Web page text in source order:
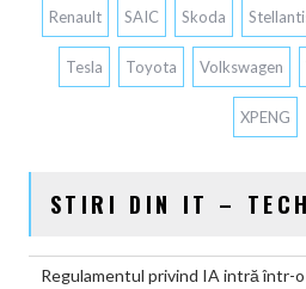
Renault SAIC Skoda
Tesla Toyota Volkswagen
XPENG
STIRI DIN IT –
Regulamentul privind IA intră într-